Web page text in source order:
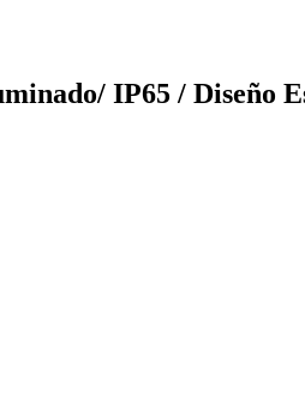
IP65 / Diseño